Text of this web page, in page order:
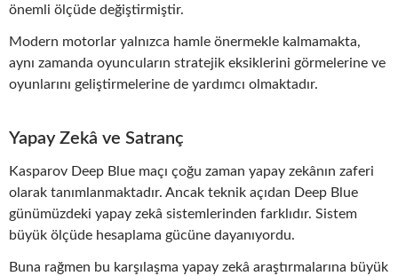
önemli ölçüde değiştirmiştir.
Modern motorlar yalnızca hamle önermekle kalmamakta,
aynı zamanda oyuncuların stratejik eksiklerini görmelerine ve
oyunlarını geliştirmelerine de yardımcı olmaktadır.
Yapay Zekâ ve Satranç
Kasparov Deep Blue maçı çoğu zaman yapay zekânın zaferi
olarak tanımlanmaktadır. Ancak teknik açıdan Deep Blue
günümüzdeki yapay zekâ sistemlerinden farklıdır. Sistem
büyük ölçüde hesaplama gücüne dayanıyordu.
Buna rağmen bu karşılaşma yapay zekâ araştırmalarına büyük